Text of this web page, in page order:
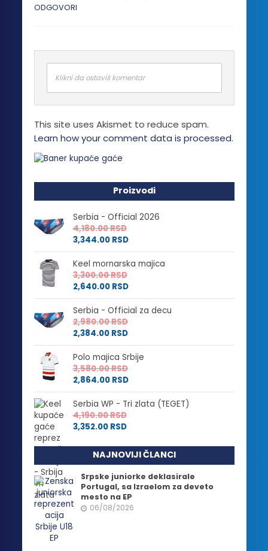
ODGOVORI
Klikni da ostaviš komentar
This site uses Akismet to reduce spam.
Learn how your comment data is processed.
Proizvodi
Serbia - Official 2026
4,180.00RSD
3,344.00 RSD
Keel mornarska majica
3,300.00RSD
2,640.00 RSD
Serbia - Official za decu
2,980.00RSD
2,384.00 RSD
Polo majica Srbije
3,580.00RSD
2,864.00 RSD
Serbia WP - Tri zlata (TEGET)
4,190.00RSD
3,352.00 RSD
NAJNOVIJI ČLANCI
Srpske juniorke deklasirale
Portugal, sa Izraelom za deveto
mesto na EP
06/08/2026